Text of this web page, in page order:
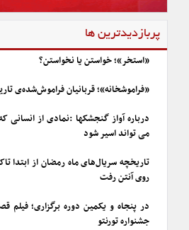
پربازدیدترین ها
«استخر»؛ خواستن یا نخواستن؟
«فراموشخانه»؛ قربانیان فراموش‌شده‌ی
درباره آواز گنجشکها :نمادی از
می تواند اسیر شود
روی آنتن رفت
در پنجاه و یکمین دوره برگزاری؛
جشنواره تورنتو